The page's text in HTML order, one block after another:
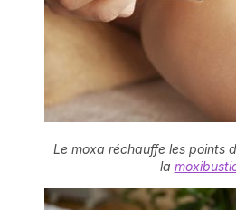
Le moxa réchauffe les points
la